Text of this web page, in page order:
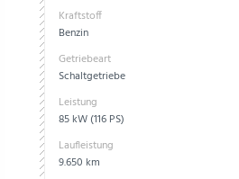
Kraftstoff
Benzin
Getriebeart
Schaltgetriebe
Leistung
85 kW (116 PS)
Laufleistung
9.650 km